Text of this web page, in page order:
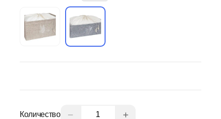
Количество − +